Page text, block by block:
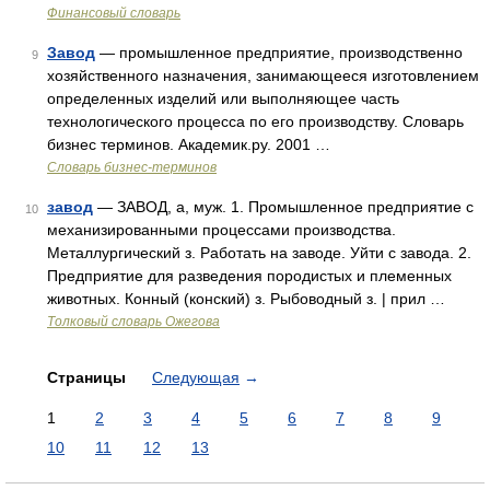
Финансовый словарь
9 Завод — промышленное предприятие, производственно
хозяйственного назначения, занимающееся изготовлением
определенных изделий или выполняющее часть
технологического процесса по его производству. Словарь
бизнес терминов. Академик.ру. 2001 …
Словарь бизнес-терминов
10 завод — ЗАВОД, а, муж. 1. Промышленное предприятие с
механизированными процессами производства.
Металлургический з. Работать на заводе. Уйти с завода. 2.
Предприятие для разведения породистых и племенных
животных. Конный (конский) з. Рыбоводный з. | прил …
Толковый словарь Ожегова
Страницы Следующая →
1 2 3 4 5 6 7 8
9
10
11 12 13